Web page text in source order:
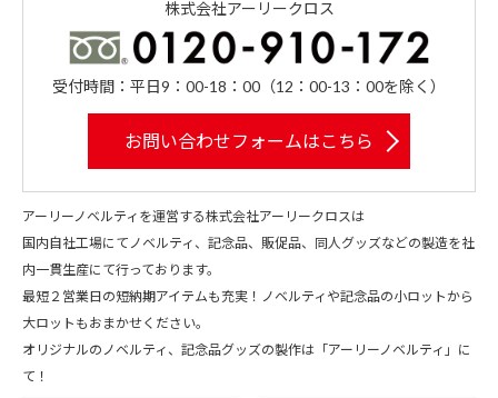
株式会社アーリークロス
受付時間：平日9：00-18：00（12：00-13：00を除く）
お問い合わせフォームはこちら
アーリーノベルティを運営する株式会社アーリークロスは
国内自社工場にてノベルティ、記念品、販促品、同人グッズなどの製造を社
内一貫生産にて行っております。
最短２営業日の短納期アイテムも充実！ノベルティや記念品の小ロットから
大ロットもおまかせください。
オリジナルのノベルティ、記念品グッズの製作は「アーリーノベルティ」に
て！